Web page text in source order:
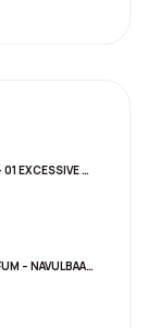
LANCÔME HYPNÔSE DRAMA MASCARA – 01 EXCESSIVE BLACK
LANCÔME LA VIE EST BELLE EAU DE PARFUM – NAVULBAAR 150 ML